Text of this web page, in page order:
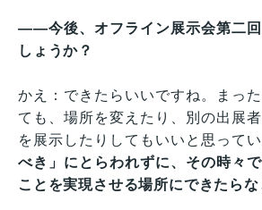
——今後、オフライン展示会第二
しょうか？
かえ：できたらいいですね。まっ
ても、場所を変えたり、別の出展
を展示したりしてもいいと思ってい
べき」にとらわれずに、その時々
ことを実現させる場所にできたらな